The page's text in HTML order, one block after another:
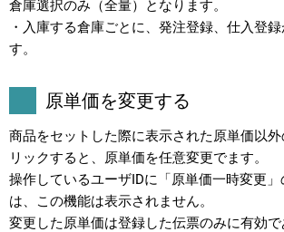
倉庫選択のみ（全量）となります。
・入庫する倉庫ごとに、発注登録、仕入登
す。
原単価を変更する
商品をセットした際に表示された原単価以
リックすると、原単価を任意変更でます。
操作しているユーザIDに「原単価一時変更
は、この機能は表示されません。
変更した原単価は登録した伝票のみに有効